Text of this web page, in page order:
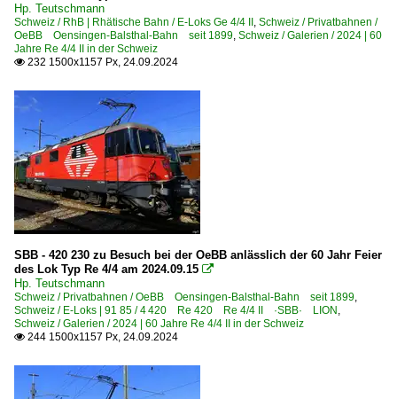
Hp. Teutschmann
Schweiz / RhB | Rhätische Bahn / E-Loks Ge 4/4 II , Schweiz / Privatbahnen /
OeBB Oensingen-Balsthal-Bahn seit 1899, Schweiz / Galerien / 2024 | 60
Jahre Re 4/4 II in der Schweiz
 232 1500x1157 Px, 24.09.2024
SBB - 420 230 zu Besuch bei der OeBB anlässlich der 60 Jahr Feier
des Lok Typ Re 4/4 am 2024.09.15 
Hp. Teutschmann
Schweiz / Privatbahnen / OeBB Oensingen-Balsthal-Bahn seit 1899,
Schweiz / E-Loks | 91 85 / 4 420 Re 420 Re 4/4 II ·SBB· LION ,
Schweiz / Galerien / 2024 | 60 Jahre Re 4/4 II in der Schweiz
 244 1500x1157 Px, 24.09.2024